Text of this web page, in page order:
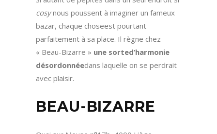
cosynous poussent à imaginer un fameux
bazar, chaque choseest pourtant
parfaitement à sa place. Il règne chez
« Beau-Bizarre » une sorted’harmonie
désordonnéedans laquelle on se perdrait
avec plaisir.
BEAU-BIZARRE